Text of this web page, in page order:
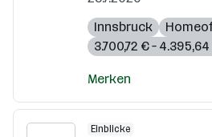
Innsbruck
3.700,72 € –
Merken
Einblicke